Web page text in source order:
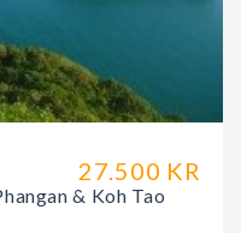
27.500 KR
& Koh Tao